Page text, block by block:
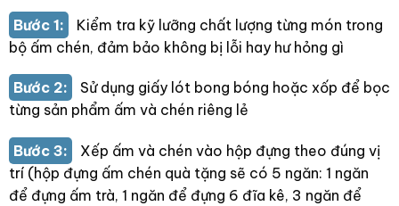
Bước 1:
Kiểm tra kỹ lưỡng chất lượng từng món trong
bộ ấm chén, đảm bảo không bị lỗi hay hư hỏng gì
Bước 2:
Sử dụng giấy lót bong bóng hoặc xốp để bọc
từng sản phẩm ấm và chén riêng lẻ
Bước 3:
Xếp ấm và chén vào hộp đựng theo đúng vị
trí (hộp đựng ấm chén quà tặng sẽ có 5 ngăn: 1 ngăn
để đựng ấm trà, 1 ngăn để đựng 6 đĩa kê, 3 ngăn để